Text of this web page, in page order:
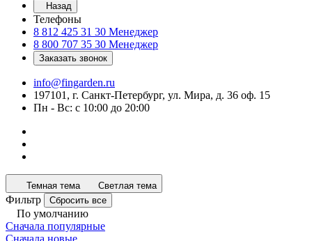
Назад
Телефоны
8 812 425 31 30 Менеджер
8 800 707 35 30 Менеджер
Заказать звонок
info@fingarden.ru
197101, г. Санкт-Петербург, ул. Мира, д. 36 оф. 15
Пн - Вс: с 10:00 до 20:00
Темная тема Светлая тема
Фильтр Сбросить все
По умолчанию
Сначала популярные
Сначала новые